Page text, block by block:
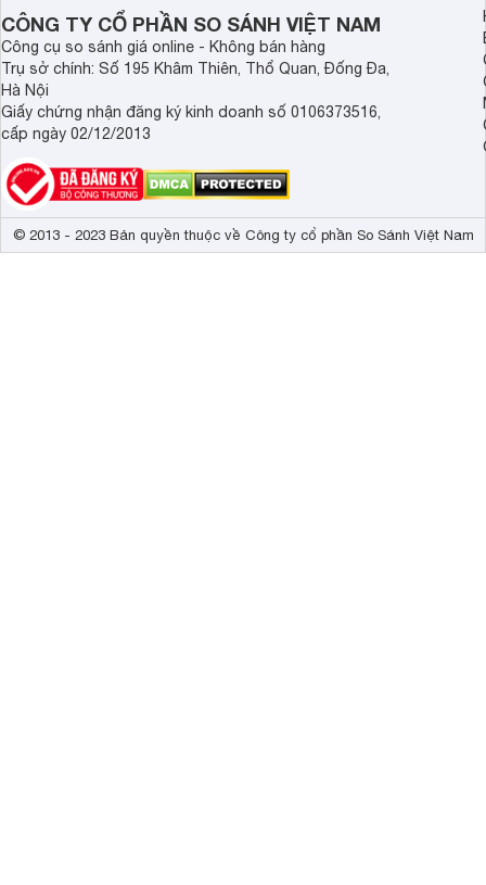
dài.
CÔNG TY CỔ PHẦN SO SÁNH VIỆT NAM
Công cụ so sánh giá online - Không bán hàng
Trụ sở chính: Số 195 Khâm Thiên, Thổ Quan, Đống Đa,
Hà Nội
Giấy chứng nhận đăng ký kinh doanh số 0106373516,
cấp ngày 02/12/2013
© 2013 - 2023 Bản quyền thuộc về Công ty cổ phần So Sánh Việt Nam